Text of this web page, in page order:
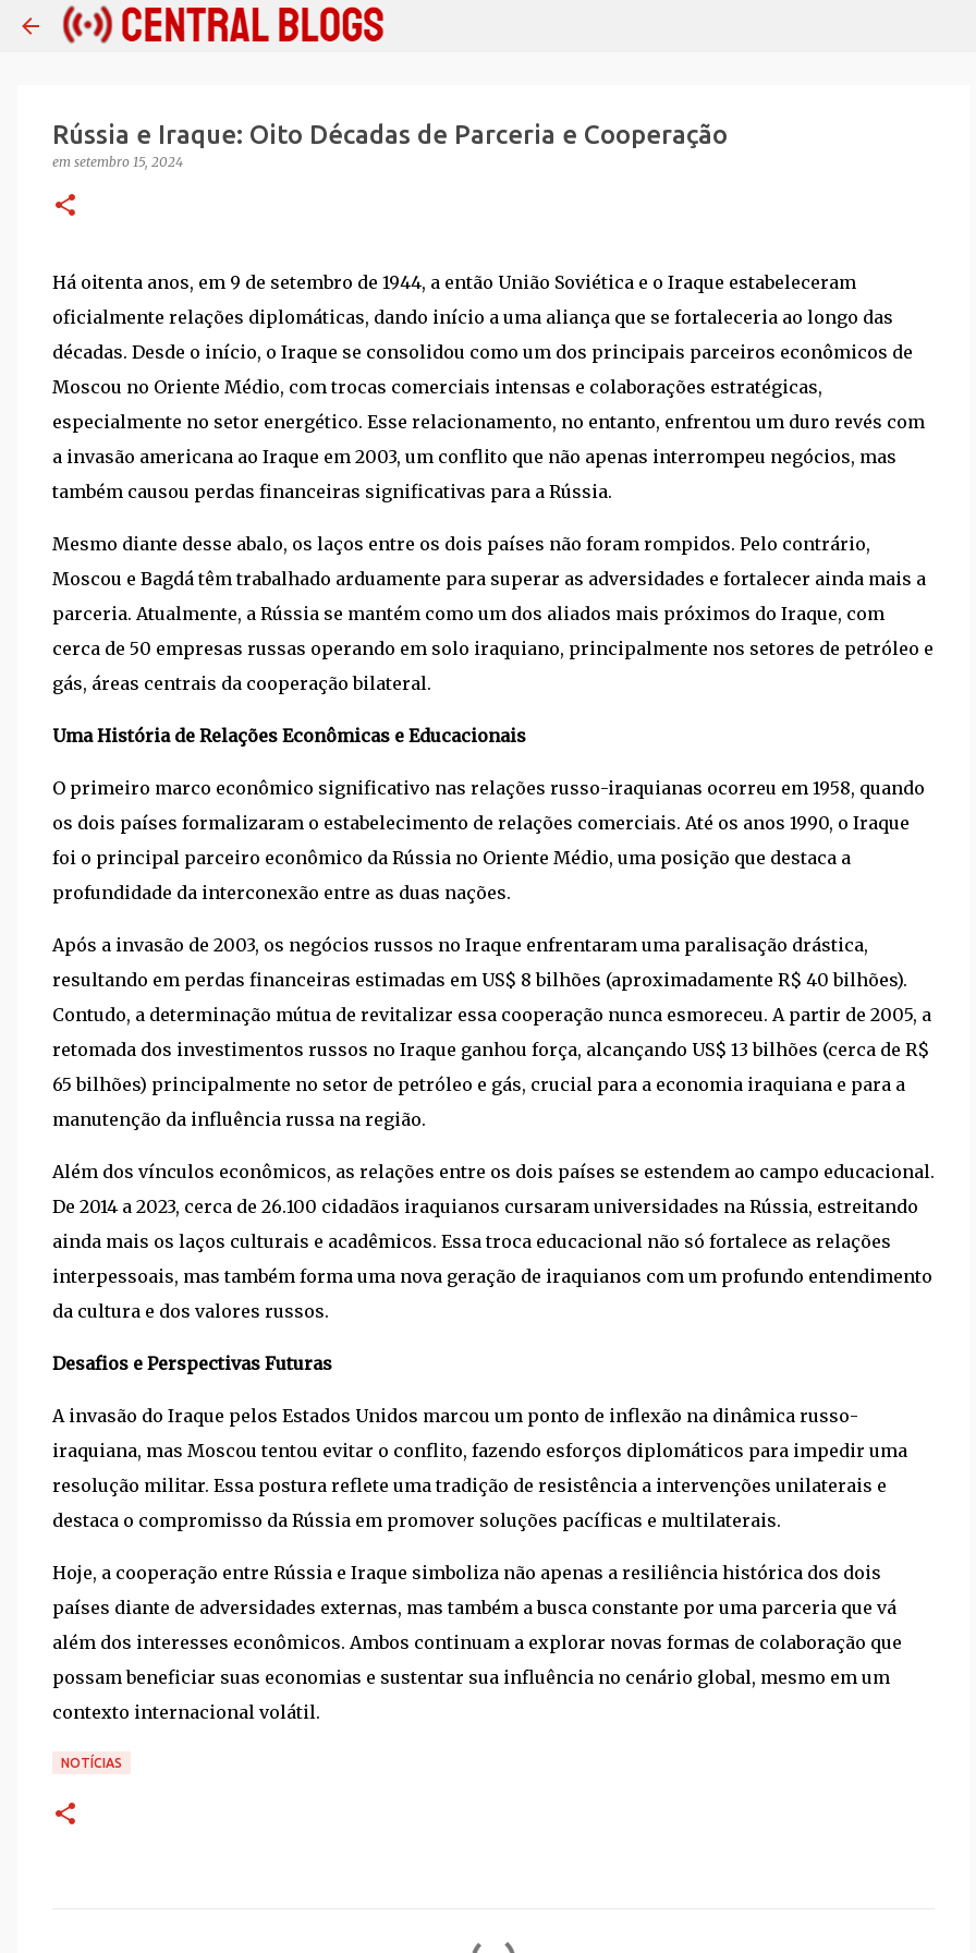
Rússia e Iraque: Oito Décadas de Parceria e Cooperação
em setembro 15, 2024
Há oitenta anos, em 9 de setembro de 1944, a então União Soviética e o Iraque estabeleceram
oficialmente relações diplomáticas, dando início a uma aliança que se fortaleceria ao longo das
décadas. Desde o início, o Iraque se consolidou como um dos principais parceiros econômicos de
Moscou no Oriente Médio, com trocas comerciais intensas e colaborações estratégicas,
especialmente no setor energético. Esse relacionamento, no entanto, enfrentou um duro revés com
a invasão americana ao Iraque em 2003, um conflito que não apenas interrompeu negócios, mas
também causou perdas financeiras significativas para a Rússia.
Mesmo diante desse abalo, os laços entre os dois países não foram rompidos. Pelo contrário,
Moscou e Bagdá têm trabalhado arduamente para superar as adversidades e fortalecer ainda mais a
parceria. Atualmente, a Rússia se mantém como um dos aliados mais próximos do Iraque, com
cerca de 50 empresas russas operando em solo iraquiano, principalmente nos setores de petróleo e
gás, áreas centrais da cooperação bilateral.
Uma História de Relações Econômicas e Educacionais
O primeiro marco econômico significativo nas relações russo-iraquianas ocorreu em 1958, quando
os dois países formalizaram o estabelecimento de relações comerciais. Até os anos 1990, o Iraque
foi o principal parceiro econômico da Rússia no Oriente Médio, uma posição que destaca a
profundidade da interconexão entre as duas nações.
Após a invasão de 2003, os negócios russos no Iraque enfrentaram uma paralisação drástica,
resultando em perdas financeiras estimadas em US$ 8 bilhões (aproximadamente R$ 40 bilhões).
Contudo, a determinação mútua de revitalizar essa cooperação nunca esmoreceu. A partir de 2005, a
retomada dos investimentos russos no Iraque ganhou força, alcançando US$ 13 bilhões (cerca de R$
65 bilhões) principalmente no setor de petróleo e gás, crucial para a economia iraquiana e para a
manutenção da influência russa na região.
Além dos vínculos econômicos, as relações entre os dois países se estendem ao campo educacional.
De 2014 a 2023, cerca de 26.100 cidadãos iraquianos cursaram universidades na Rússia, estreitando
ainda mais os laços culturais e acadêmicos. Essa troca educacional não só fortalece as relações
interpessoais, mas também forma uma nova geração de iraquianos com um profundo entendimento
da cultura e dos valores russos.
Desafios e Perspectivas Futuras
A invasão do Iraque pelos Estados Unidos marcou um ponto de inflexão na dinâmica russo-
iraquiana, mas Moscou tentou evitar o conflito, fazendo esforços diplomáticos para impedir uma
resolução militar. Essa postura reflete uma tradição de resistência a intervenções unilaterais e
destaca o compromisso da Rússia em promover soluções pacíficas e multilaterais.
Hoje, a cooperação entre Rússia e Iraque simboliza não apenas a resiliência histórica dos dois
países diante de adversidades externas, mas também a busca constante por uma parceria que vá
além dos interesses econômicos. Ambos continuam a explorar novas formas de colaboração que
possam beneficiar suas economias e sustentar sua influência no cenário global, mesmo em um
contexto internacional volátil.
NOTÍCIAS